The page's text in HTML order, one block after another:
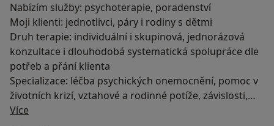
Nabízím služby: psychoterapie, poradenství
Moji klienti: jednotlivci, páry i rodiny s dětmi
Druh terapie: individuální i skupinová, jednorázová
konzultace i dlouhodobá systematická spolupráce dle
potřeb a přání klienta
Specializace: léčba psychických onemocnění, pomoc v
životních krizí, vztahové a rodinné potíže, závislosti,
osobnostní a komunikační rozvoj.
Více